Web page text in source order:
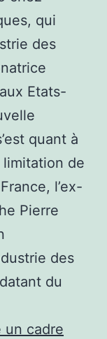
qui
des
Etats-
quant à
de
l’ex-
Pierre
des
datant du
un cadre